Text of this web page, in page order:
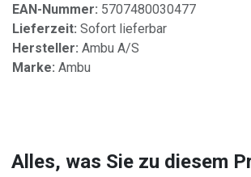
EAN-Nummer: 5707480030477
Lieferzeit: Sofort lieferbar
Hersteller: Ambu A/S
Marke: Ambu
Alles, was Sie zu diesem